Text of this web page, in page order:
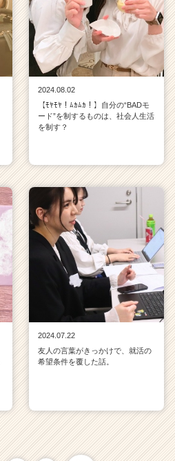
2024.08.02
【ﾓﾔﾓﾔ！ﾑｶﾑｶ！】自分の“BADモ
ード”を制するものは、社会人生活
を制す？
2024.07.22
友人の言葉がきっかけで、就活の
希望条件を覆した話。